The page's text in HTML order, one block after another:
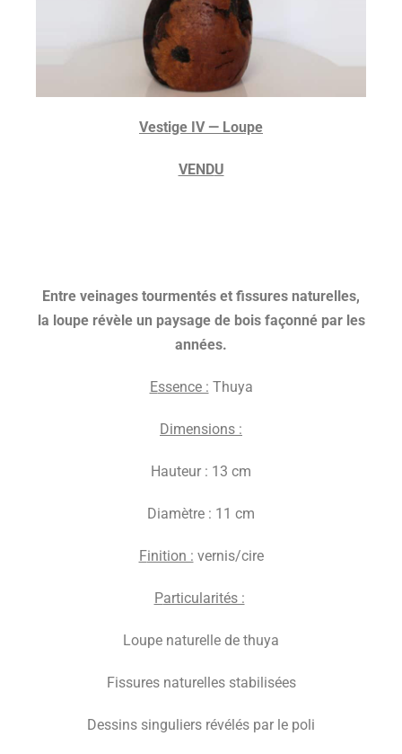
Vestige IV — Loupe
VENDU
Entre veinages tourmentés et fissures naturelles,
la loupe révèle un paysage de bois façonné par les
années.
Essence : Thuya
Dimensions :
Hauteur : 13 cm
Diamètre : 11 cm
Finition : vernis/cire
Particularités :
Loupe naturelle de thuya
Fissures naturelles stabilisées
Dessins singuliers révélés par le poli